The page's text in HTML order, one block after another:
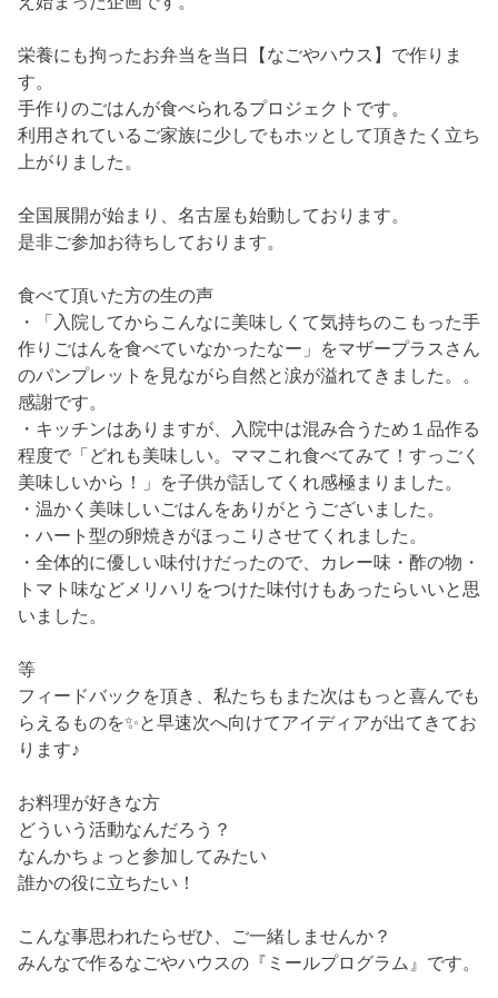
栄養にも拘ったお弁当を当日【なごやハウス】で作りま
す。
手作りのごはんが食べられるプロジェクトです。
利用されているご家族に少しでもホッとして頂きたく立ち
上がりました。
全国展開が始まり、名古屋も始動しております。
是非ご参加お待ちしております。
食べて頂いた方の生の声
・「入院してからこんなに美味しくて気持ちのこもった手
作りごはんを食べていなかったなー」をマザープラスさん
のパンプレットを見ながら自然と涙が溢れてきました。。
感謝です。
・キッチンはありますが、入院中は混み合うため１品作る
程度で「どれも美味しい。ママこれ食べてみて！すっごく
美味しいから！」を子供が話してくれ感極まりました。
・温かく美味しいごはんをありがとうございました。
・ハート型の卵焼きがほっこりさせてくれました。
・全体的に優しい味付けだったので、カレー味・酢の物・
トマト味などメリハリをつけた味付けもあったらいいと思
いました。
等
フィードバックを頂き、私たちもまた次はもっと喜んでも
らえるものを✨と早速次へ向けてアイディアが出てきてお
ります♪
お料理が好きな方
どういう活動なんだろう？
なんかちょっと参加してみたい
誰かの役に立ちたい！
こんな事思われたらぜひ、ご一緒しませんか？
みんなで作るなごやハウスの『ミールプログラム』です。